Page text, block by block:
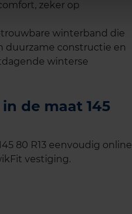
zeker op
winterband die
duurzame constructie en
winterse
de maat 145
80 R13 eenvoudig online
vestiging.